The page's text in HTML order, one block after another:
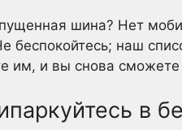
шина? Нет
беспокойтесь; наш
им, и вы снова сможете
в